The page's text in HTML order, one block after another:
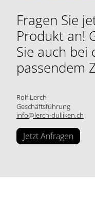
Fragen Sie
Produkt an!
Sie auch bei
passendem
Rolf Lerch
Geschäftsführung
info@lerch-dulliken.ch
Jetzt Anfragen